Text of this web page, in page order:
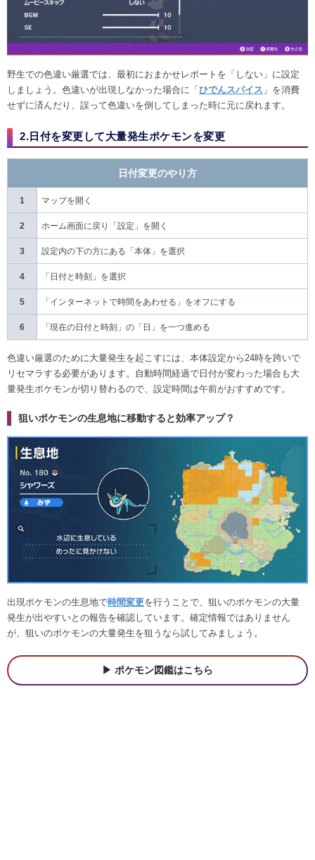
野生での色違い厳選では、最初におまかせレポートを「しない」に設定
しましょう。色違いが出現しなかった場合に「 ひでんスパイス 」を消費
せずに済んだり、誤って色違いを倒してしまった時に元に戻れます。
2.日付を変更して大量発生ポケモンを変更
日付変更のやり方
1 マップを開く
2 ホーム画面に戻り「設定」を開く
3 設定内の下の方にある「本体」を選択
4 「日付と時刻」を選択
5 「インターネットで時間をあわせる」をオフにする
6 「現在の日付と時刻」の「日」を一つ進める
色違い厳選のために大量発生を起こすには、本体設定から24時を跨いで
リセマラする必要があります。自動時間経過で日付が変わった場合も大
量発生ポケモンが切り替わるので、設定時間は午前がおすすめです。
狙いポケモンの生息地に移動すると効率アップ？
出現ポケモンの生息地で時間変更を行うことで、狙いのポケモンの大量
発生が出やすいとの報告を確認しています。確定情報ではありません
が、狙いのポケモンの大量発生を狙うなら試してみましょう。
ポケモン図鑑はこちら